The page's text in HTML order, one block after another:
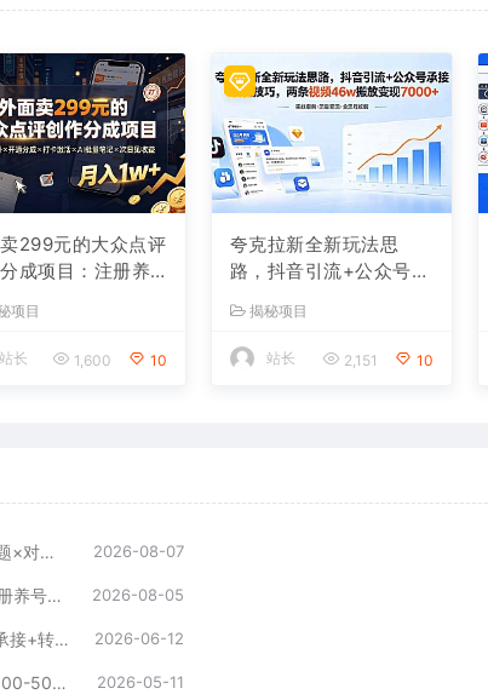
299元的大众点评
成项目：注册养
量笔记×次日见收
入1w+
项目
站长 1,600 10
夸克拉新全新玩法思
路，抖音引流+公众号承
46w播放 变现7000+
揭秘项目
站长 2,151 10
油画解说教学-398众筹来的技术-刯新：选题×对标×素材×文案×配音×剪辑×2天开精选×7天通9项权益 2026-08-07
外面卖299元的大众点评创作分成项目：注册养号×开通分成×打卡激活×AI批量笔记×次日见收益，月入1w+ 2026-08-05
夸克拉新全新玩法思路，抖音引流+公众号承接+转化技巧，两条视频46w播放 变现7000+ 2026-06-12
0成本做抖音切片自然流量起号，小白日入100-5000 2026-05-11